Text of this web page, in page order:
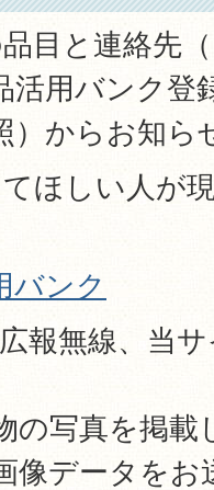
目と連絡先
活用バンク登
）からお知ら
ほしい人が
バンク
報無線、当
の写真を掲載
像データをお